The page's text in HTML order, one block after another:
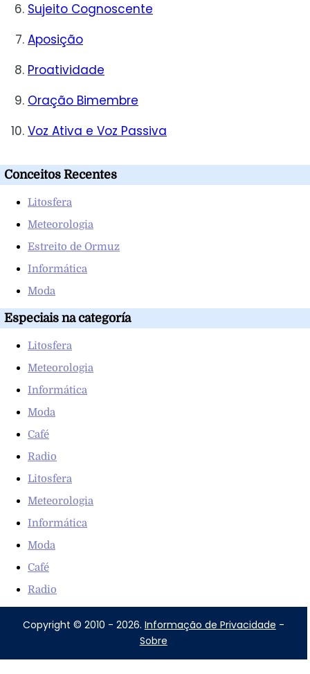
Sujeito Cognoscente
Aposição
Proatividade
Oração Bimembre
Voz Ativa e Voz Passiva
Conceitos Recentes
Litosfera
Meteorologia
Estreito de Ormuz
Informática
Moda
Especiais na categoría
Litosfera
Meteorologia
Informática
Moda
Café
Radio
Litosfera
Meteorologia
Informática
Moda
Café
Radio
Copyright © 2010 - 2026. Informação de Privacidade -
Sobre